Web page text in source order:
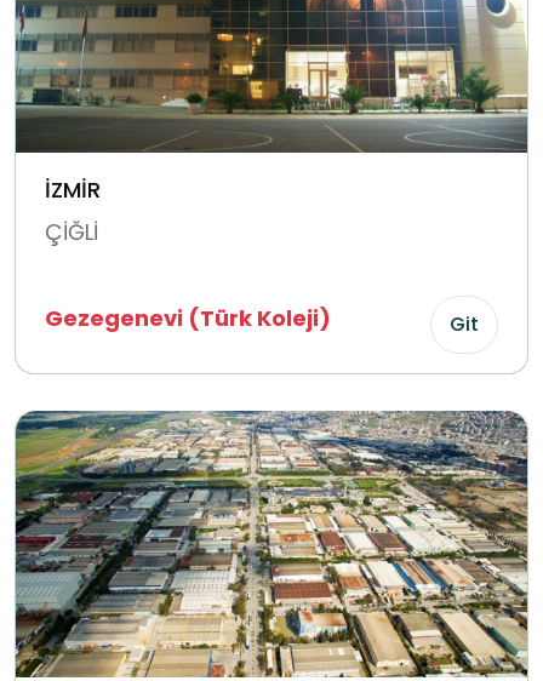
İZMİR
ÇİĞLİ
Gezegenevi (Türk Koleji) Git